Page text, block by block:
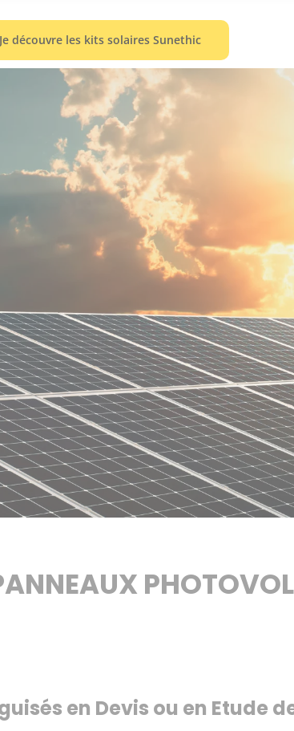
Je découvre les kits solaires Sunethic
en Devis ou en Etude